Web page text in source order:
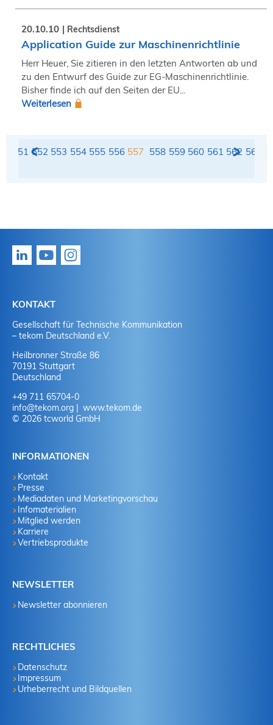
20.10.10 Rechtsdienst
Application Guide zur Maschinenrichtlinie
Herr Heuer, Sie zitieren in den letzten Antworten ab und
zu den Entwurf des Guide zur EG-Maschinenrichtlinie.
Bisher finde ich auf den Seiten der EU...
Weiterlesen
551 552 553 554 555 556 557 558 559 560 561 562 563
KONTAKT
Gesellschaft für Technische Kommunikation
– tekom Deutschland e.V.
Heilbronner Straße 86
70191 Stuttgart
Deutschland
+49 711 65704-0
info@tekom.org
www.tekom.de
© 2026 tcworld GmbH
INFORMATIONEN
Kontakt
Presse
Mediadaten und Marketingvorschau
Infomaterialien
Mitglied werden
Karriere
Vertriebsprodukte
NEWSLETTER
Newsletter abonnieren
RECHTLICHES
Datenschutz
Impressum
Urheberrecht und Bildquellen